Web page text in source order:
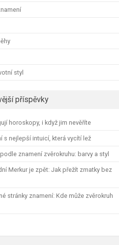
styl
příspěvky
horoskopy, i když jim nevěříte
s nejlepší intuicí, která vycítí lež
znamení zvěrokruhu: barvy a styl
Merkur je zpět: Jak přežít zmatky bez
stránky znamení: Kde může zvěrokruh